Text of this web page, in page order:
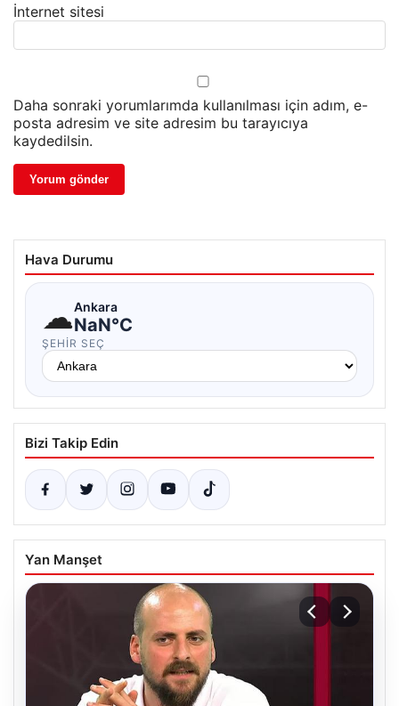
İnternet sitesi
Daha sonraki yorumlarımda kullanılması için adım, e-
posta adresim ve site adresim bu tarayıcıya
kaydedilsin.
Hava Durumu
☁Ankara
NaN°C
ŞEHIR SEÇ
Bizi Takip Edin
Yan Manşet